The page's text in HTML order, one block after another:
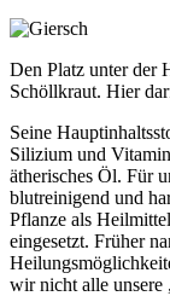
Den Platz unter der
Schöllkraut. Hier
Seine
Silizium und
ätherisches Öl. Für
blutreinigend und
Pflanze als
eingesetzt. Früher
wir nicht alle unsere